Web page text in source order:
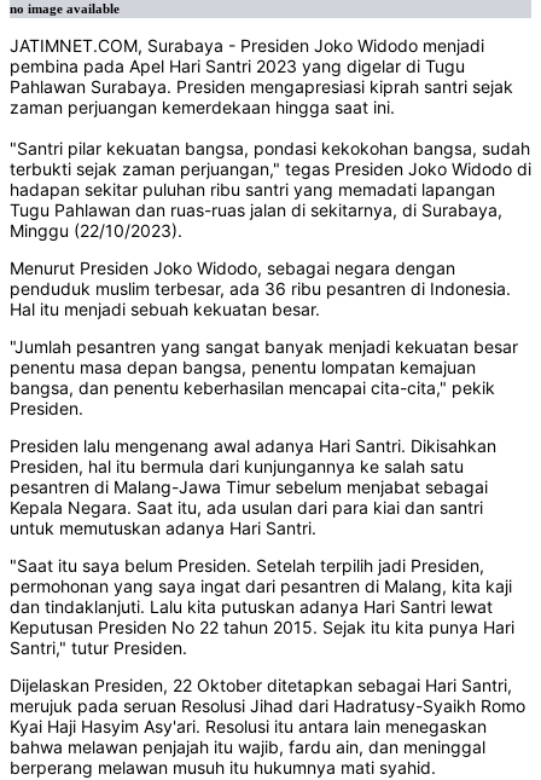
no image available
JATIMNET.COM, Surabaya - Presiden Joko Widodo menjadi
pembina pada Apel Hari Santri 2023 yang digelar di Tugu
Pahlawan Surabaya. Presiden mengapresiasi kiprah santri sejak
zaman perjuangan kemerdekaan hingga saat ini.
"Santri pilar kekuatan bangsa, pondasi kekokohan bangsa, sudah
terbukti sejak zaman perjuangan," tegas Presiden Joko Widodo di
hadapan sekitar puluhan ribu santri yang memadati lapangan
Tugu Pahlawan dan ruas-ruas jalan di sekitarnya, di Surabaya,
Minggu (22/10/2023).
Menurut Presiden Joko Widodo, sebagai negara dengan
penduduk muslim terbesar, ada 36 ribu pesantren di Indonesia.
Hal itu menjadi sebuah kekuatan besar.
"Jumlah pesantren yang sangat banyak menjadi kekuatan besar
penentu masa depan bangsa, penentu lompatan kemajuan
bangsa, dan penentu keberhasilan mencapai cita-cita," pekik
Presiden.
Presiden lalu mengenang awal adanya Hari Santri. Dikisahkan
Presiden, hal itu bermula dari kunjungannya ke salah satu
pesantren di Malang-Jawa Timur sebelum menjabat sebagai
Kepala Negara. Saat itu, ada usulan dari para kiai dan santri
untuk memutuskan adanya Hari Santri.
"Saat itu saya belum Presiden. Setelah terpilih jadi Presiden,
permohonan yang saya ingat dari pesantren di Malang, kita kaji
dan tindaklanjuti. Lalu kita putuskan adanya Hari Santri lewat
Keputusan Presiden No 22 tahun 2015. Sejak itu kita punya Hari
Santri," tutur Presiden.
Dijelaskan Presiden, 22 Oktober ditetapkan sebagai Hari Santri,
merujuk pada seruan Resolusi Jihad dari Hadratusy-Syaikh Romo
Kyai Haji Hasyim Asy'ari. Resolusi itu antara lain menegaskan
bahwa melawan penjajah itu wajib, fardu ain, dan meninggal
berperang melawan musuh itu hukumnya mati syahid.